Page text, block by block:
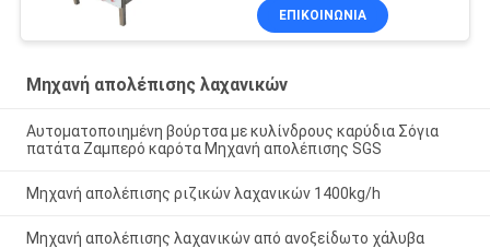
ΕΠΙΚΟΙΝΩΝΊΑ
Μηχανή απολέπισης λαχανικών
Αυτοματοποιημένη βούρτσα με κυλίνδρους καρύδια Σόγια
πατάτα Ζαμπερό καρότα Μηχανή απολέπισης SGS
Μηχανή απολέπισης ριζικών λαχανικών 1400kg/h
Μηχανή απολέπισης λαχανικών από ανοξείδωτο χάλυβα